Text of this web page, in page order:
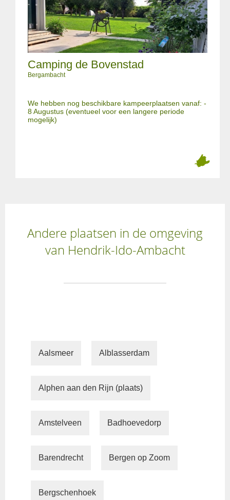
Camping de Bovenstad
Bergambacht
We hebben nog beschikbare kampeerplaatsen vanaf: -
8 Augustus (eventueel voor een langere periode
mogelijk)
Andere plaatsen in de omgeving
van Hendrik-Ido-Ambacht
Aalsmeer Alblasserdam
Alphen aan den Rijn (plaats)
Amstelveen Badhoevedorp
Barendrecht Bergen op Zoom
Bergschenhoek